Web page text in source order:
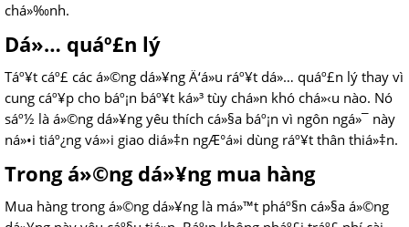
chá»‰nh.
Dá»… quáº£n lý
Táº¥t cáº£ các á»©ng dá»¥ng Ä‘á»u ráº¥t dá»… quáº£n lý thay vì
cung cáº¥p cho báº¡n báº¥t ká»³ tùy chá»n khó chá»‹u nào. Nó
sáº½ là á»©ng dá»¥ng yêu thích cá»§a báº¡n vì ngôn ngá»¯ này
ná»•i tiáº¿ng vá»›i giao diá»‡n ngÆ°á»i dùng ráº¥t thân thiá»‡n.
Trong á»©ng dá»¥ng mua hàng
Mua hàng trong á»©ng dá»¥ng là má»™t pháº§n cá»§a á»©ng